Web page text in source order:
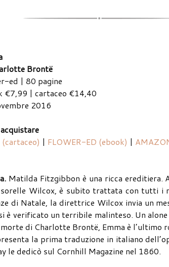
Brontë
ed | 80 pagine
€7,99 | cartaceo €14,40
2016
(cartaceo) | FLOWER-ED (ebook) |
Matilda Fitzgibbon è una ricca ereditiera.
Wilcox, è subito trattata con tutti i
di Natale, la direttrice Wilcox invia un
è verificato un terribile malinteso. Un
di Charlotte Brontë, Emma è l’ultimo
la prima traduzione in italiano
le dedicò sul Cornhill Magazine nel 1860.